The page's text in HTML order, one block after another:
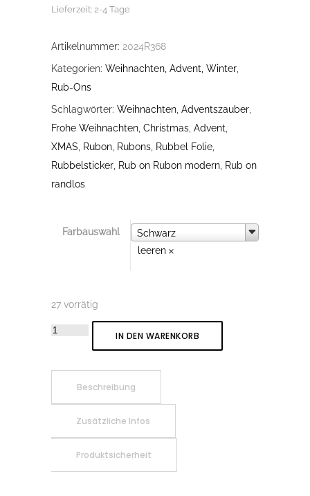
Lieferzeit: 2-4 Tage
Artikelnummer: 2024R368
Kategorien: Weihnachten, Advent, Winter
Rub-Ons
Schlagwörter: Weihnachten Adventszauber
Frohe Weihnachten Christmas Advent
XMAS
Rubon Rubons Rubbel Folie
Rubbelsticker Rub on Rubon modern Rub on
randlos
Farbauswahl Schwarz
Farbauswahl
leeren
27 vorrätig
Rub-
Rubon,
Ons,
Rubbelsticker,
IN DEN WARENKORB
Beschreibung
Zusätzliche Infos
Produktsicherheit